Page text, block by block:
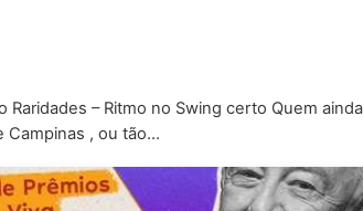
Raridades – Ritmo no Swing certo Quem
Campinas , ou tão…